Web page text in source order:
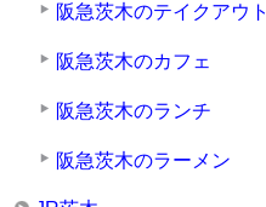
阪急茨木のテイクアウト
阪急茨木のカフェ
阪急茨木のランチ
阪急茨木のラーメン